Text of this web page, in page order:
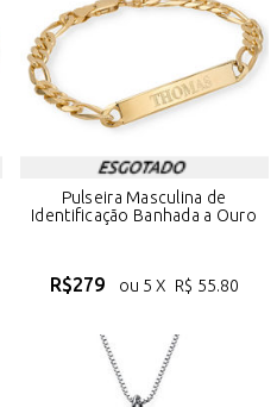
Pulseira Masculina de
Identificação Banhada a Ouro
R$279 ou 5 X R$ 55.80